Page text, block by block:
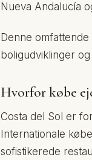
Nueva Andalucía
Denne
boligudviklinger
Hvorfor købe
Costa del Sol er
Internationale
sofistikerede